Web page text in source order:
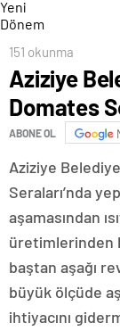
151 okunma
Aziziye
Domates
ABONE OL
Aziziye
Seraları’nda
aşamasından
üretimlerinden
baştan aşağı
büyük ölçüde
ihtiyacını